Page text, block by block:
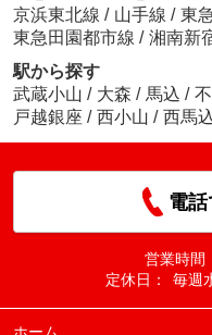
京浜東北線 / 山手線 / 東
東急田園都市線 / 湘南新
駅から探す
武蔵小山 / 大森 / 馬込 /
戸越銀座 / 西小山 / 西馬
電
営業時間
定休日：
毎週